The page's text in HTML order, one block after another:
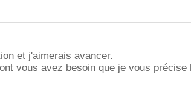
et j'aimerais avancer.
vous avez besoin que je vous précise